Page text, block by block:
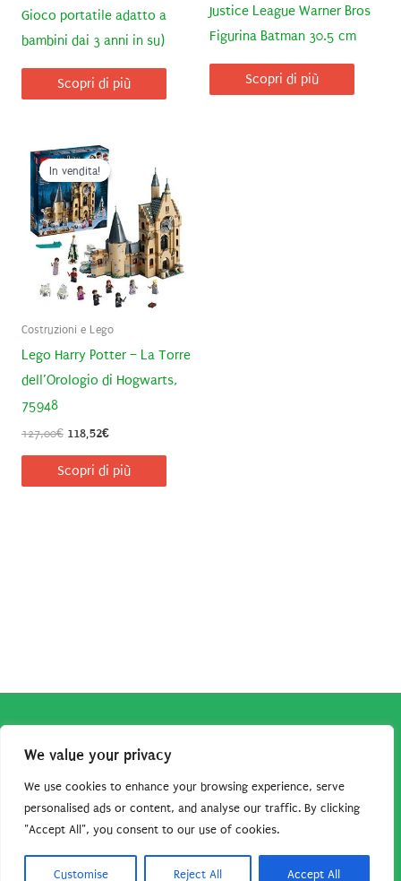
We value your privacy
We use cookies to enhance your browsing experience, serve
personalised ads or content, and analyse our traffic. By clicking
"Accept All", you consent to our use of cookies.
Customise Reject All Accept All
Gioco portatile adatto a
bambini dai 3 anni in su)
Scopri di più
Justice League Warner Bros
Figurina Batman 30.5 cm
Scopri di più
In vendita!
In vendita!
Costruzioni e Lego
Lego Harry Potter – La Torre
dell’Orologio di Hogwarts,
75948
127,00€ Il
originale
era:
118,52€Il
attuale
è:
Scopri di più
associato Amazon percepisce dei ricavi da acquisti idonei.
Tutti i guadagni sono direttamente reinvestiti in questo sito
per continuare a condividere tutorial e risorse per gli amanti
dei cartoon. Grazie per il vostro sostegno!
Barbara Basso - P. Iva 09792641004